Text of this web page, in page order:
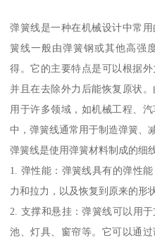
弹簧线是一种在机械设计中常
簧线一般由弹簧钢或其他高强
得。它的主要特点是可以根据
并且在去除外力后能恢复原状
用于许多领域，如机械工程、
中，弹簧线通常用于制造弹簧、
弹簧线是使用弹簧材料制成的细
1. 弹性能：弹簧线具有的弹性
力和拉力，以及恢复到原来的形
2. 支撑和悬挂：弹簧线可以用
池、灯具、窗帘等。它可以通